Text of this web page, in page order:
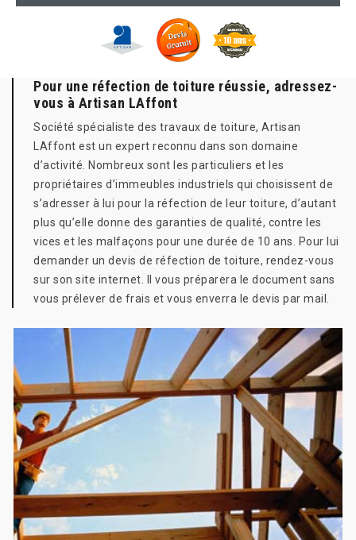
Pour une réfection de toiture réussie, adressez-
vous à Artisan LAffont
Société spécialiste des travaux de toiture, Artisan
LAffont est un expert reconnu dans son domaine
d’activité. Nombreux sont les particuliers et les
propriétaires d’immeubles industriels qui choisissent de
s’adresser à lui pour la réfection de leur toiture, d’autant
plus qu’elle donne des garanties de qualité, contre les
vices et les malfaçons pour une durée de 10 ans. Pour lui
demander un devis de réfection de toiture, rendez-vous
sur son site internet. Il vous préparera le document sans
vous prélever de frais et vous enverra le devis par mail.